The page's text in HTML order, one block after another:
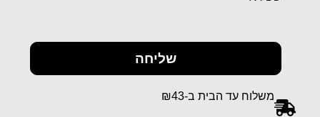
שליחה
משלוח עד הבית ב-₪43